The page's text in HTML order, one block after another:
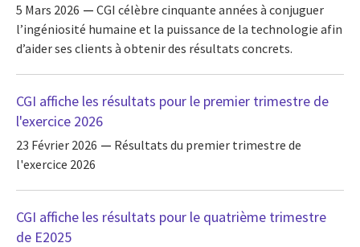
5 Mars 2026
CGI célèbre cinquante années à conjuguer
l’ingéniosité humaine et la puissance de la technologie afin
d’aider ses clients à obtenir des résultats concrets.
CGI affiche les résultats pour le premier trimestre de
l'exercice 2026
23 Février 2026
Résultats du premier trimestre de
l'exercice 2026
CGI affiche les résultats pour le quatrième trimestre
de E2025